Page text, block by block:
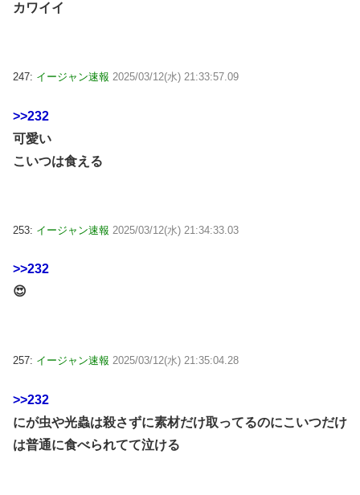
カワイイ
247: イージャン速報 2025/03/12(水) 21:33:57.09
>>232
可愛い
こいつは食える
253: イージャン速報 2025/03/12(水) 21:34:33.03
>>232
😍
257: イージャン速報 2025/03/12(水) 21:35:04.28
>>232
にが虫や光蟲は殺さずに素材だけ取ってるのにこいつだけ
は普通に食べられてて泣ける